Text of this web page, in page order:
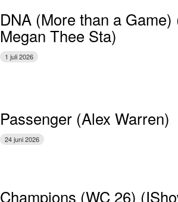
DNA (More than a
Megan Thee Sta)
1 juli 2026
Passenger (Alex Warren)
24 juni 2026
Champions (WC 26)